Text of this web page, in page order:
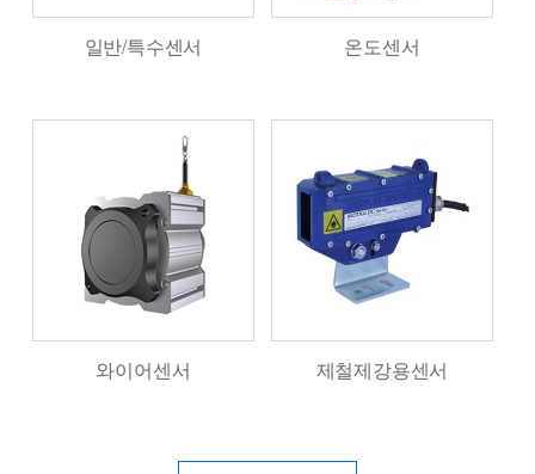
일반/특수센서 온도센서
와이어센서 제철제강용센서